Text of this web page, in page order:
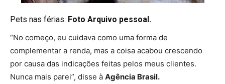
Pets nas férias. Foto Arquivo pessoal.
“No começo, eu cuidava como uma forma de
complementar a renda, mas a coisa acabou crescendo
por causa das indicações feitas pelos meus clientes.
Nunca mais parei”, disse à Agência Brasil.